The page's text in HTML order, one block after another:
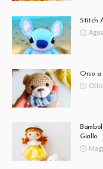
Stitch
Orso a
Giallo